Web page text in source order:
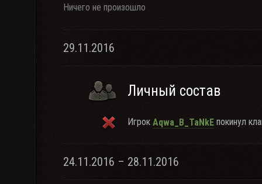
Ничего не произошло
29.11.2016
Личный состав
Игрок Aqwa_B_TaNkE покинул
24.11.2016 – 28.11.2016